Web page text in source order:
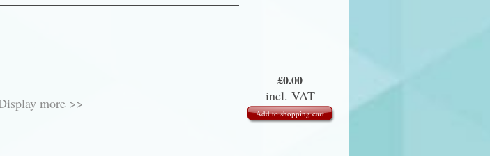
£0.00
incl. VAT
Add to shopping cart
more >>